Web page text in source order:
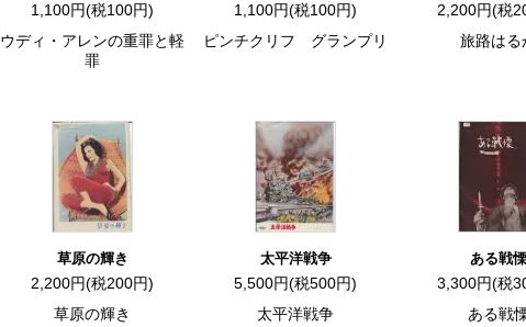
1,100円(税100円)
ウディ・アレンの重罪と軽
罪
1,100円(税100円)
ピンチクリフ グランプリ
2,200円(税
旅路はる
草原の輝き
2,200円(税200円)
草原の輝き
太平洋戦争
5,500円(税500円)
太平洋戦争
ある戦慄
3,300円(税
ある戦